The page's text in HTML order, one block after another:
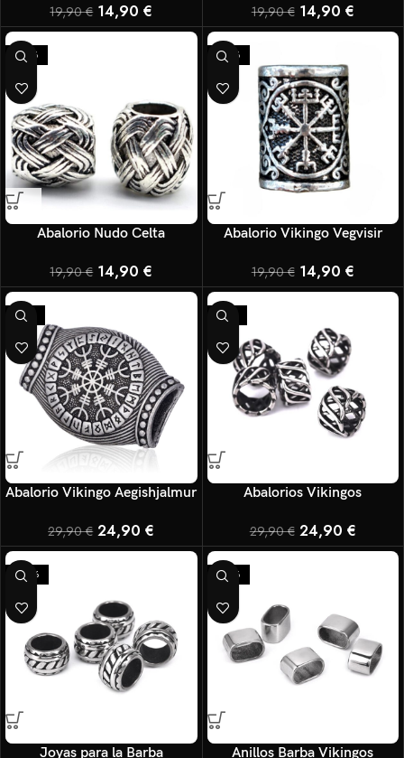
19,90€ 14,90€ 19,90€ 14,90 €
-25%
Abalorio Nudo Celta
19,90€ 14,90€
-25%
Abalorio Vikingo Vegvisir
19,90€ 14,90 €
-17%
Abalorio Vikingo Aegishjalmur
29,90€ 24,90€
-17%
Abalorios Vikingos
29,90€ 24,90 €
-29%
Joyas para la Barba
-38%
Anillos Barba Vikingos